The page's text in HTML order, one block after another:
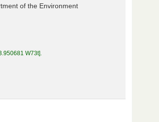
of the Environment
W73t